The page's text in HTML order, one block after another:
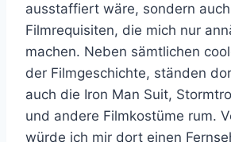
ausstaffiert wäre, sondern
Filmrequisiten, die mich nur
machen. Neben sämtlichen
der Filmgeschichte, ständen
auch die Iron Man Suit,
und andere Filmkostüme rum.
würde ich mir dort einen